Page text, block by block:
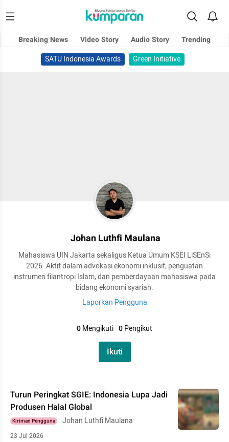
Breaking News Video Story Audio Story
Trending
SATU Indonesia Awards
Green Initiative
Johan Luthfi Maulana
Mahasiswa UIN Jakarta sekaligus Ketua Umum KSEI LiSEnSi
2026. Aktif dalam advokasi ekonomi inklusif, penguatan
instrumen filantropi Islam, dan pemberdayaan mahasiswa pada
bidang ekonomi syariah.
Laporkan Pengguna
0Mengikuti·0Pengikut
Ikuti
Turun Peringkat SGIE: Indonesia Lupa Jadi
Produsen Halal Global
Kiriman Pengguna Johan Luthfi Maulana
23 Jul 2026